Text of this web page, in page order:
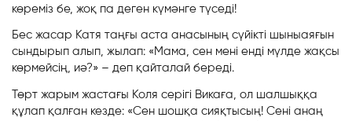
көреміз бе, жоқ па деген күмәнге түседі!
Бес жасар Катя таңғы аста анасының сүйікті шыныаяғын
сындырып алып, жылап: «Мама, сен мені енді мүлде жақсы
көрмейсің, иә?» – деп қайталай береді.
Төрт жарым жастағы Коля серігі Викаға, ол шалшыққа
құлап қалған кезде: «Сен шошқа сияқтысың! Сені анаң